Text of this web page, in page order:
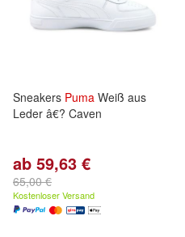
Sneakers Puma Weiß aus
Leder â€? Caven
ab 59,63 €
65,00 €
Kostenloser Versand